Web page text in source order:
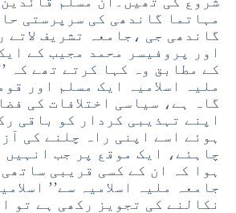
مہاتما گاندھی کی سرپرستی
گاندھی جی ،جامعہ تشریف لاتے
اور پروفیسر محمد مجیب کے
کے مطابق وہ کہا کرتے تھے کہ
ملیہ اسلامیہ ایک مسلم اور
گاہ ہے، سیاسی اختلافات کی
اپنے تہذیبی کردار کو باقی
ہوئے اسے اپنی راہ چلنے کی
چاہئے، ایک موقع پر جب انہیں
ہوا کہ ان کے کسی قریبی
جامعہ ملیہ اسلامیہ سے’’
نکالنے کی تجویز رکھی ہے تو